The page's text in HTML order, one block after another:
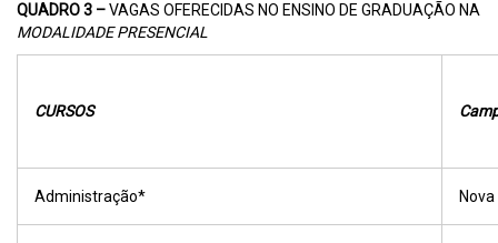
QUADRO 3 –VAGAS OFERECIDAS NO ENSINO DE GRADUAÇÃO NA
MODALIDADE PRESENCIAL
CURSOS
Administração*